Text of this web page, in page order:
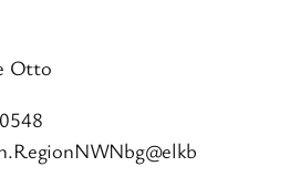
Otto